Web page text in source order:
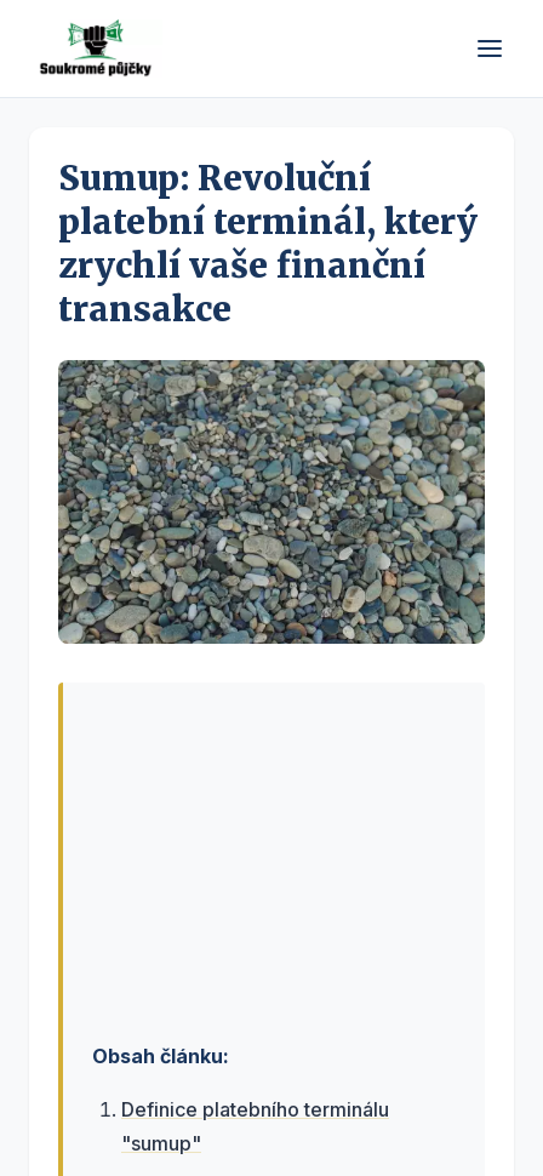
Sumup: Revoluční
platební terminál, který
zrychlí vaše finanční
transakce
Obsah článku:
Definice platebního terminálu
"sumup"